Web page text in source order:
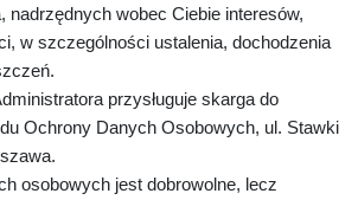
nadrzędnych wobec Ciebie interesów,
w szczególności ustalenia, dochodzenia
przysługuje skarga do
Ochrony Danych Osobowych, ul. Stawki
osobowych jest dobrowolne, lecz